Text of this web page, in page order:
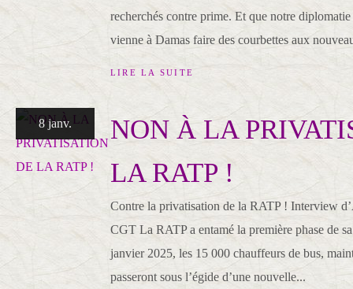
recherchés contre prime. Et que notre
vienne à Damas faire des courbettes aux
LIRE LA SUITE
8 janv.
NON À LA
LA RATP !
Contre la privatisation de la RATP ! Interview
CGT La RATP a entamé la première phase de
janvier 2025, les 15 000 chauffeurs de bus,
passeront sous l’égide d’une nouvelle...